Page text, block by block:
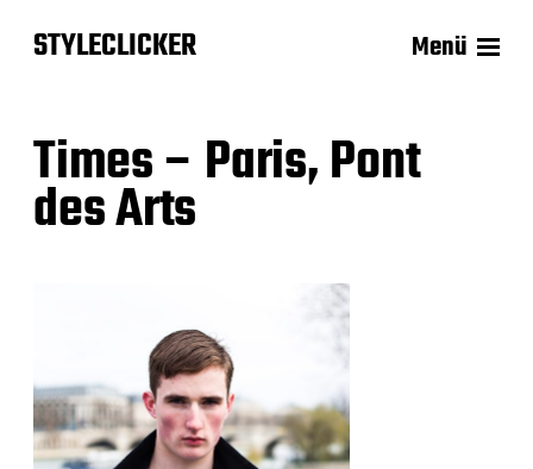
STYLECLICKER Menü
Times – Paris, Pont
des Arts